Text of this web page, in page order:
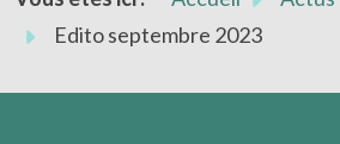
Edito septembre 2023